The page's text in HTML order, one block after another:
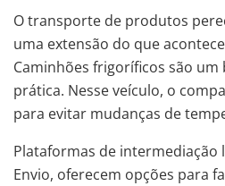
O transporte de produtos
uma extensão do que
Caminhões frigoríficos são um
prática. Nesse veículo, o
para evitar mudanças de
Plataformas de intermediação
Envio, oferecem opções para